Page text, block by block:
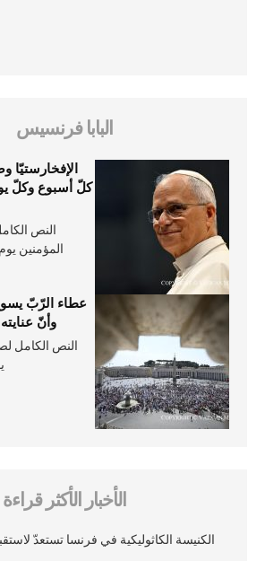
البابا فرنسيس
الإفخارستيّا
كلّ أسبوع وكلّ
النص
المؤمنين يوم
عطاء الرّبّ
وأنّ عنايته
النص الكامل
الأخبار الأكثر قراءة
الكنيسة الكاثوليكية في فرنسا تستعدّ